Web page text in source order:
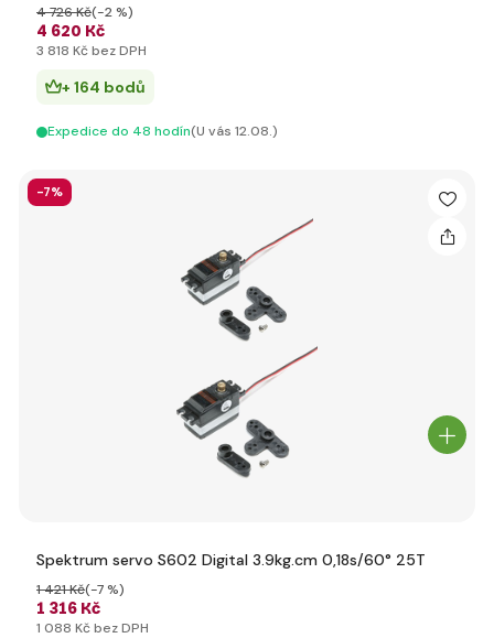
4 620 Kč
4 726 Kč(-2 %)
3 818 Kč bez DPH
+ 164 bodů
Expedice do 48 hodín(U vás 12.08.)
-7%
Spektrum servo S602 Digital 3.9kg.cm 0,18s/60° 25T
1 316 Kč
1 421 Kč(-7 %)
1 088 Kč bez DPH